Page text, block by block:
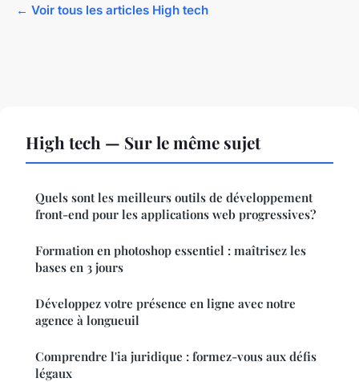
← Voir tous les articles High tech
High tech — Sur le même sujet
Quels sont les meilleurs outils de développement
front-end pour les applications web progressives?
Formation en photoshop essentiel : maîtrisez les
bases en 3 jours
Développez votre présence en ligne avec notre
agence à longueuil
Comprendre l'ia juridique : formez-vous aux défis
légaux